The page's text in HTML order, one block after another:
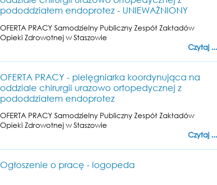
pododdziałem endoprotez - UNIEWAŻNIONY
OFERTA PRACY Samodzielny Publiczny Zespół Zakładów
Opieki Zdrowotnej w Staszowie
Czytaj ...
OFERTA PRACY - pielęgniarka koordynująca na
oddziale chirurgii urazowo ortopedycznej z
pododdziałem endoprotez
OFERTA PRACY Samodzielny Publiczny Zespół Zakładów
Opieki Zdrowotnej w Staszowie
Czytaj ...
Ogłoszenie o pracę - logopeda